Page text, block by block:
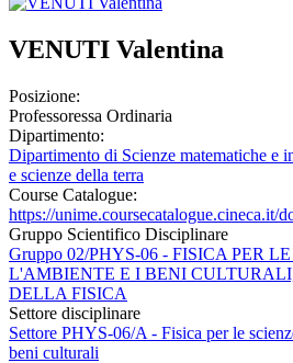
VENUTI Valentina
Posizione:
Professoressa Ordinaria
Dipartimento:
Dipartimento di Scienze matematiche e
e scienze della terra
Course Catalogue:
https://unime.coursecatalogue.cineca.it/
Gruppo Scientifico Disciplinare
Gruppo 02/PHYS-06 - FISICA PER
L'AMBIENTE E I BENI
DELLA FISICA
Settore disciplinare
Settore PHYS-06/A - Fisica per le
beni culturali